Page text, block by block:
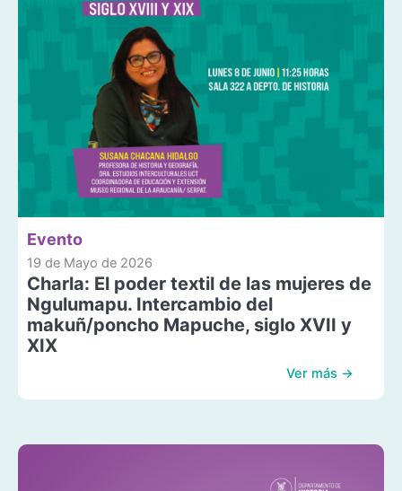
Evento
19 de Mayo de 2026
Charla: El poder textil de las mujeres de
Ngulumapu. Intercambio del
makuñ/poncho Mapuche, siglo XVII y
XIX
Ver más →